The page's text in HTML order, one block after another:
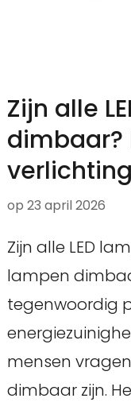
Zijn alle
dimbaar?
op 23 april 2026
Zijn alle LED
lampen
tegenwoordig
mensen
dimbaar zijn.